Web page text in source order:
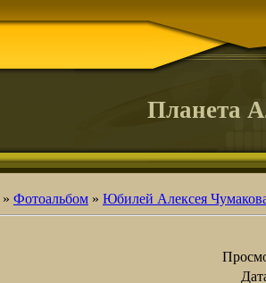
Планета
» Фотоальбом » Юбилей Алексея